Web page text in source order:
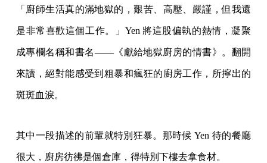
「廚師生活真的滿地獄的，艱苦、高壓、嚴謹，但我還
是非常喜歡這個工作。」Yen 將這股偏執的熱情，凝聚
成專欄名稱和書名――《獻給地獄廚房的情書》。翻開
來讀，絕對能感受到粗暴和瘋狂的廚房工作，所擰出的
斑斑血淚。
其中一段描述的前輩就特別狂暴。那時候 Yen 待的餐廳
很大，廚房彷彿是個倉庫，得特別下樓去拿食材。